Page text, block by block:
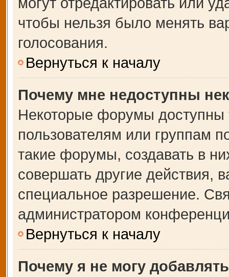
чтобы нельзя было менять
голосования.
Вернуться к началу
Почему мне недоступны
Некоторые форумы доступны
пользователям или группам
такие форумы, создавать в
совершать другие действия,
специальное разрешение.
администратором
Вернуться к началу
Почему я не могу